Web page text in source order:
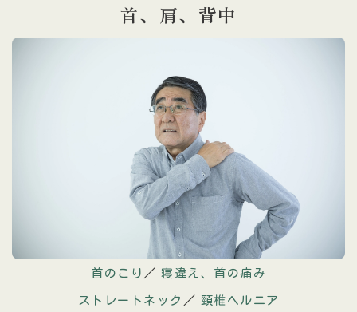
首、肩、 背中
首のこり ／ 寝違え、首の痛み
ストレートネック ／ 頸椎ヘルニア